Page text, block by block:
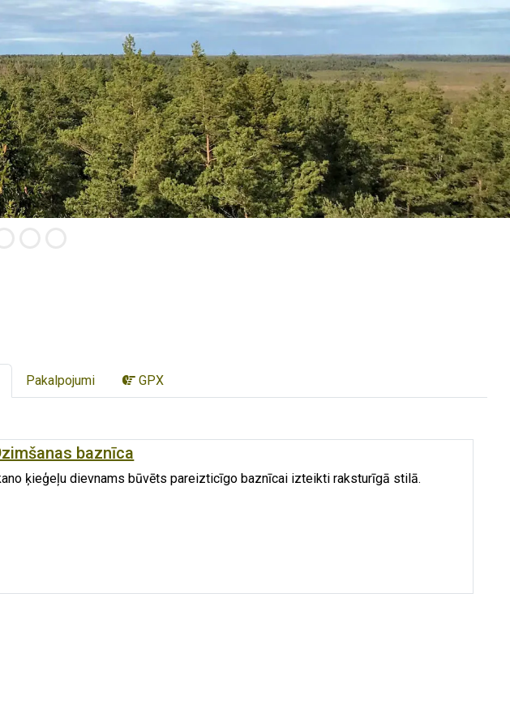
Pakalpojumi GPX
baznīca
ķieģeļu dievnams būvēts pareizticīgo baznīcai izteikti raksturīgā stilā.